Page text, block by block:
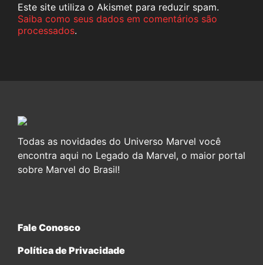
Este site utiliza o Akismet para reduzir spam.
Saiba como seus dados em comentários são
processados.
Todas as novidades do Universo Marvel você
encontra aqui no Legado da Marvel, o maior portal
sobre Marvel do Brasil!
Fale Conosco
Política de Privacidade